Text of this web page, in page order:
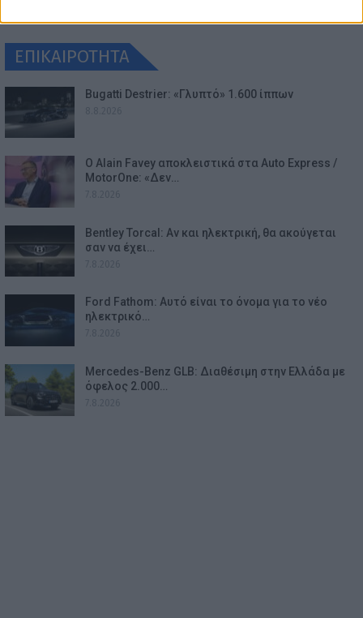
ΕΠΙΚΑΙΡΟΤΗΤΑ
Bugatti Destrier: «Γλυπτό» 1.600 ίππων
Ο Alain Favey αποκλειστικά στα Auto Express /
MotorOne: «Δεν…
Bentley Torcal: Αν και ηλεκτρική, θα ακούγεται
σαν να έχει…
Ford Fathom: Αυτό είναι το όνομα για το νέο
ηλεκτρικό…
Mercedes-Benz GLB: Διαθέσιμη στην Ελλάδα με
όφελος 2.000…